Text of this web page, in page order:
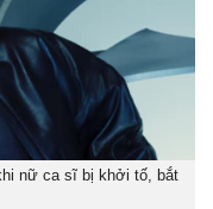
nữ ca sĩ bị khởi tố, bắt